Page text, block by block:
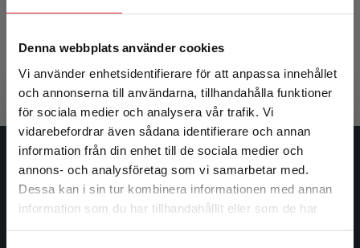
Denna webbplats använder cookies
Vi använder enhetsidentifierare för att anpassa innehållet
och annonserna till användarna, tillhandahålla funktioner
för sociala medier och analysera vår trafik. Vi
vidarebefordrar även sådana identifierare och annan
information från din enhet till de sociala medier och
annons- och analysföretag som vi samarbetar med.
Dessa kan i sin tur kombinera informationen med annan
information som du har tillhandahållit eller som de har
Begränsad fraktregion
Det verkar som att du besöker
studentlitteratur.se via en enhet utanför Sverige.
390 krinkl. moms
Exkl. moms: 368 kr
Studentlitteratur
Studentlitteratur grundades 1963 och är idag Sveriges